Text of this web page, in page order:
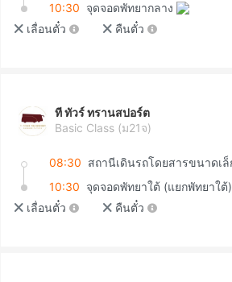
10:30 จุดจอดพัทยากลาง
เลื่อนตั๋ว
คืนตั๋ว
ที ทัวร์ ทรานสปอร์ต
Basic Class (ม21จ)
08:30
10:30 จุดจอดพัทยาใต้ (แยกพัทยาใต้)
เลื่อนตั๋ว
คืนตั๋ว